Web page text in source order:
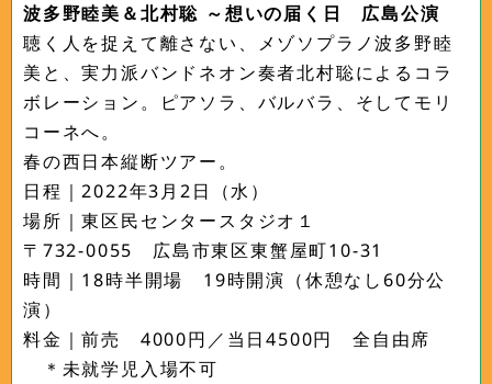
波多野睦美＆北村聡 ～想いの届く日 広島公演
聴く人を捉えて離さない、メゾソプラノ波多野睦
美と、実力派バンドネオン奏者北村聡によるコラ
ボレーション。ピアソラ、バルバラ、そしてモリ
コーネへ。
春の西日本縦断ツアー。
日程｜2022年3月2日（水）
場所｜東区民センタースタジオ１
〒732-0055 広島市東区東蟹屋町10-31
時間｜18時半開場 19時開演（休憩なし60分公
演）
料金｜前売 4000円／当日4500円 全自由席
＊未就学児入場不可